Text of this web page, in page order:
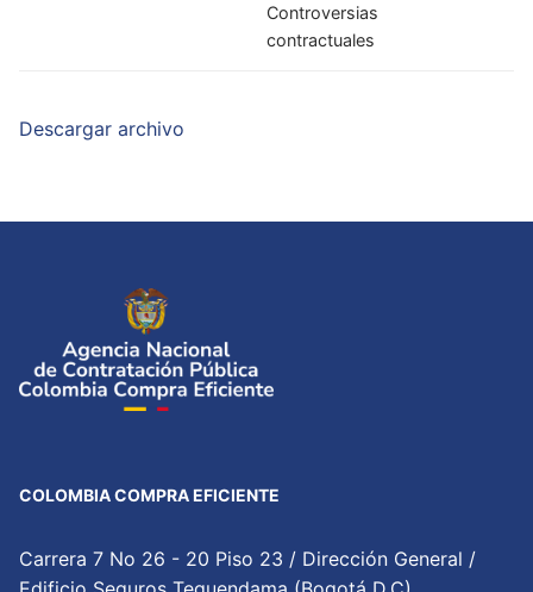
Controversias
contractuales
Descargar archivo
COLOMBIA COMPRA EFICIENTE
Carrera 7 No 26 - 20 Piso 23 / Dirección General /